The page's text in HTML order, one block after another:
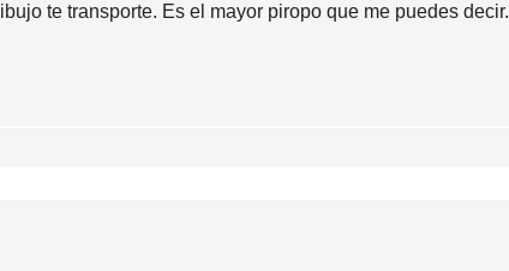
te transporte. Es el mayor piropo que me puedes decir.